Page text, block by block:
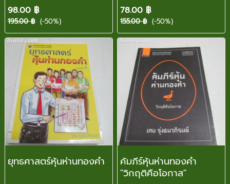
98.00 ฿
195.00 ฿ (-50%)
78.00 ฿
155.00 ฿ (-50%)
ยุทธศาสตร์หุ้นห่านทองคำ
คัมภีร์หุ้นห่านทองคำ
"วิกฤติคือโอกาส"